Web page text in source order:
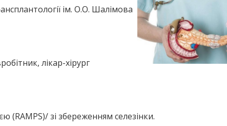
ім. О.О. Шалімова
лікар-хірург
(RAMPS)/ зі збереженням селезінки.